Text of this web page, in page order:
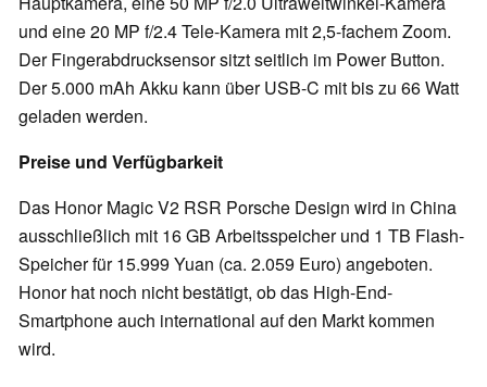
und eine 20 MP f/2.4 Tele-Kamera mit 2,5-fachem Zoom.
Der Fingerabdrucksensor sitzt seitlich im Power Button.
Der 5.000 mAh Akku kann über USB-C mit bis zu 66 Watt
geladen werden.
Preise und Verfügbarkeit
Das Honor Magic V2 RSR Porsche Design wird in China
ausschließlich mit 16 GB Arbeitsspeicher und 1 TB Flash-
Speicher für 15.999 Yuan (ca. 2.059 Euro) angeboten.
Honor hat noch nicht bestätigt, ob das High-End-
Smartphone auch international auf den Markt kommen
wird.